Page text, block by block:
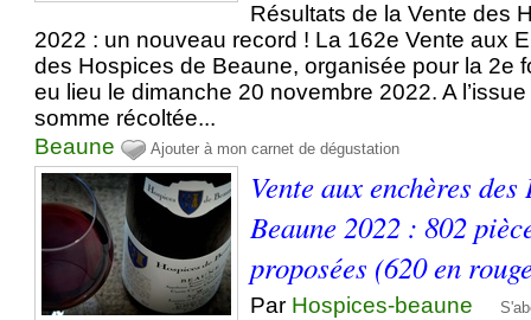
Résultats de la Vente des
2022 : un nouveau record ! La 162e Vente aux
des Hospices de Beaune, organisée pour la 2e
eu lieu le dimanche 20 novembre 2022. A
somme récoltée...
Beaune
Ajouter à mon carnet de dégustation
Vente aux enchères
Beaune 2022 : 802
proposées (620 en
Par Hospices-beaune